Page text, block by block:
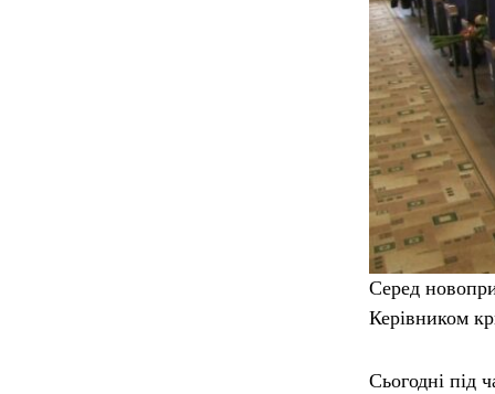
Серед
Керівником
Сьогодні під